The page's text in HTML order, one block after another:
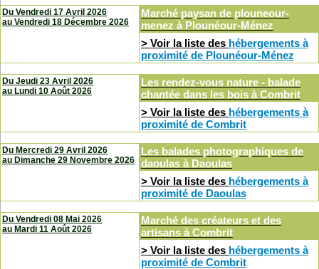
Du Vendredi 17 Avril 2026
au Vendredi 18 Décembre 2026
Marché paysan de plouneour-
menez à Plounéour-Ménez
> Voir la liste des hébergements à
proximité de Plounéour-Ménez
Du Jeudi 23 Avril 2026
au Lundi 10 Août 2026
Les rendez-vous nature - balade
chantée dans les bois à Combrit
> Voir la liste des hébergements à
proximité de Combrit
Du Mercredi 29 Avril 2026
au Dimanche 29 Novembre 2026
Les balades photographiques de
daoulas à Daoulas
> Voir la liste des hébergements à
proximité de Daoulas
Du Vendredi 08 Mai 2026
au Mardi 11 Août 2026
Marché des créateurs et des
artisans à Combrit
> Voir la liste des hébergements à
proximité de Combrit